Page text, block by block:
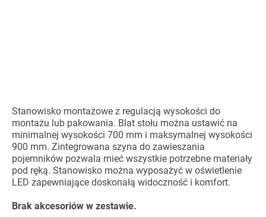
Stanowisko montażowe z regulacją wysokości do
montażu lub pakowania. Blat stołu można ustawić na
minimalnej wysokości 700 mm i maksymalnej wysokości
900 mm. Zintegrowana szyna do zawieszania
pojemników pozwala mieć wszystkie potrzebne materiały
pod ręką. Stanowisko można wyposażyć w oświetlenie
LED zapewniające doskonałą widoczność i komfort.
Brak akcesoriów w zestawie.